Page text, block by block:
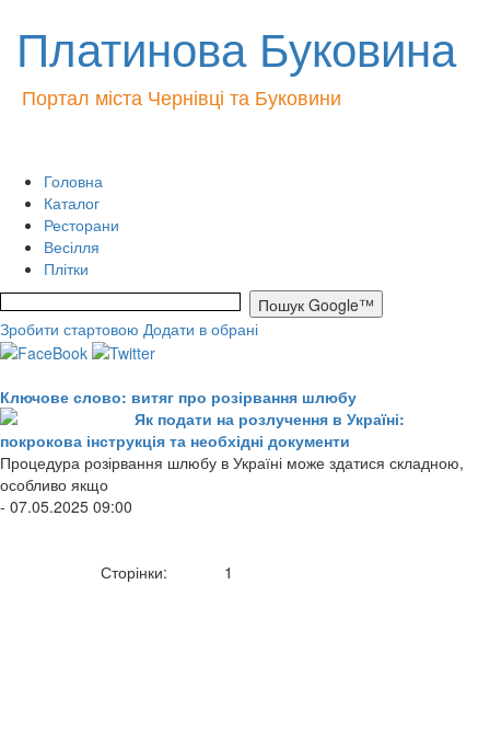
Платинова Буковина
Портал міста Чернівці та Буковини
Головна
Каталог
Ресторани
Весілля
Плітки
Зробити стартовою Додати в обрані
Ключове слово: витяг про розірвання шлюбу
Як подати на розлучення в Україні:
покрокова інструкція та необхідні документи
Процедура розірвання шлюбу в Україні може здатися складною,
особливо якщо
- 07.05.2025 09:00
Сторінки: 1